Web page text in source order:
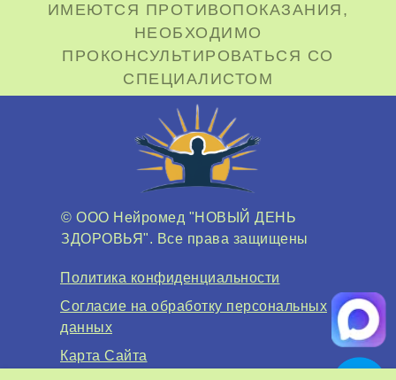
ИМЕЮТСЯ ПРОТИВОПОКАЗАНИЯ,
НЕОБХОДИМО
ПРОКОНСУЛЬТИРОВАТЬСЯ СО
СПЕЦИАЛИСТОМ
© ООО Нейромед "НОВЫЙ ДЕНЬ
ЗДОРОВЬЯ". Все права защищены
Политика конфиденциальности
Карта Сайта
Согласие на обработку персональных
данных